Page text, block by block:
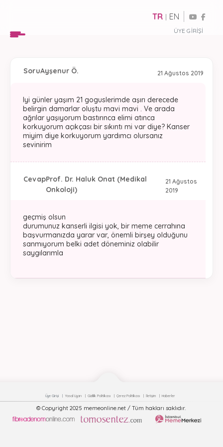
ÜYE GIRIŞI
TR | EN
21 Ağustos 2019
SoruAyşenur Ö.
Iyi günler yaşım 21 goguslerimde aşırı derecede
belirgin damarlar oluştu mavi mavi . Ve arada
ağrılar yaşıyorum bastırınca elimi atınca
korkuyorum açıkçası bir sıkıntı mi var diye? Kanser
miyim diye korkuyorum yardımcı olursanız
sevinirim
21 Ağustos
2019
CevapProf. Dr. Haluk Onat (Medikal
Onkoloji)
geçmiş olsun
durumunuz kanserli ilgisi yok, bir meme cerrahına
başvurmanızda yarar var, önemli birşey olduğunu
sanmıyorum belki adet döneminiz olabilir
saygılarımla
Üye Girişi Yasal Uyarı Gizlilik Politikası Çerez Politikası İletişim Haberler
© Copyright 2025 memeonline.net / Tüm hakları saklıdır.